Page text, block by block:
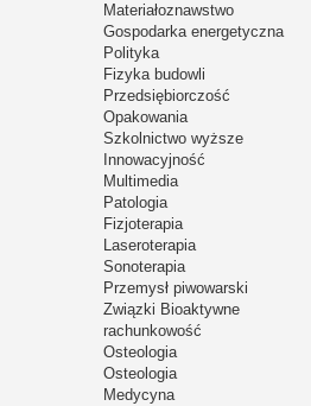
Materiałoznawstwo
Gospodarka energetyczna
Polityka
Fizyka budowli
Przedsiębiorczość
Opakowania
Szkolnictwo wyższe
Innowacyjność
Multimedia
Patologia
Fizjoterapia
Laseroterapia
Sonoterapia
Przemysł piwowarski
Związki Bioaktywne
rachunkowość
Osteologia
Osteologia
Medycyna